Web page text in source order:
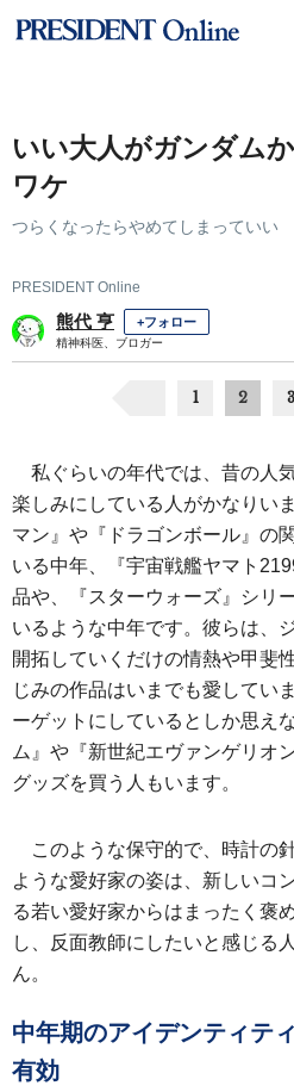
いい大人がガンダム
ワケ
つらくなったらやめてしまっていい
PRESIDENT Online
熊代 亨 +フォロー
精神科医、ブロガー
1 2 3
私ぐらいの年代では、昔の人
楽しみにしている人がかなりい
マン』や『ドラゴンボール』の
いる中年、『宇宙戦艦ヤマト
品や、『スターウォーズ』シリ
いるような中年です。彼らは、
開拓していくだけの情熱や甲斐
じみの作品はいまでも愛してい
ーゲットにしているとしか思え
ム』や『新世紀エヴァンゲリオ
グッズを買う人もいます。
このような保守的で、時計の
ような愛好家の姿は、新しいコ
る若い愛好家からはまったく褒
し、反面教師にしたいと感じる
ん。
中年期のアイデンティテ
有効